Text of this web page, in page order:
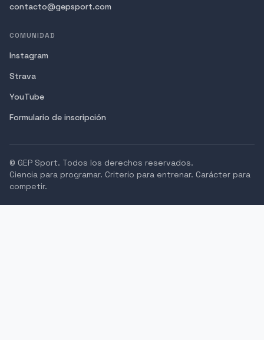
contacto@gepsport.com
COMUNIDAD
Instagram
Strava
YouTube
Formulario de inscripción
© GEP Sport. Todos los derechos reservados.
Ciencia para programar. Criterio para entrenar. Carácter para
competir.